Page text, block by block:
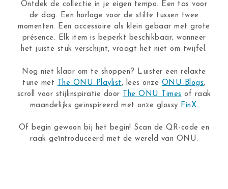
Ontdek de collectie in je eigen tempo. Een tas voor
de dag. Een horloge voor de stilte tussen twee
momenten. Een accessoire als klein gebaar met grote
présence. Elk item is beperkt beschikbaar; wanneer
het juiste stuk verschijnt, vraagt het niet om twijfel.
Nog niet klaar om te shoppen? Luister een relaxte
tune met
The ONU Playlist , lees onze ONU Blogs,
scroll voor stijlinspiratie door
The ONU Times of raak
maandelijks geïnspireerd met onze glossy FinX.
Of begin gewoon bij het begin! Scan de QR-code en
raak geïntroduceerd met de wereld van ONU.